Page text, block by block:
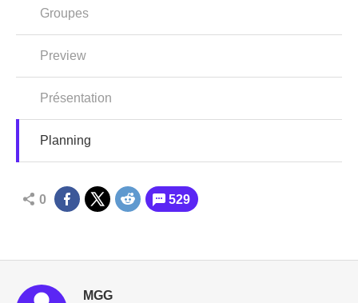
Groupes
Preview
Présentation
Planning
0 529
MGG